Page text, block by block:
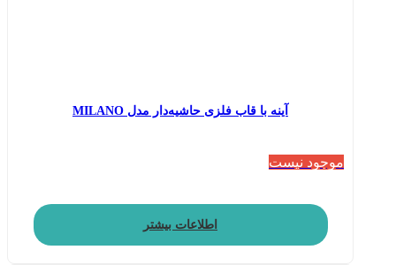
آینه با قاب فلزی حاشیه‌دار مدل MILANO
موجود نیست
اطلاعات بیشتر